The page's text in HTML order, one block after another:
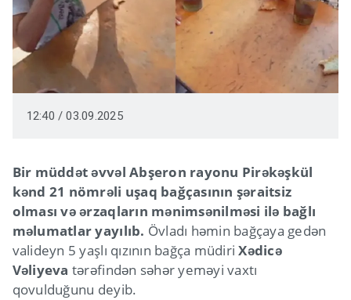
12:40 / 03.09.2025
Bir müddət əvvəl Abşeron rayonu Pirəkəşkül
kənd 21 nömrəli uşaq bağçasının şəraitsiz
olması və ərzaqların mənimsənilməsi ilə bağlı
məlumatlar yayılıb. Övladı həmin bağçaya gedən
valideyn 5 yaşlı qızının bağça müdiriXədicə
Vəliyeva tərəfindən səhər yeməyi vaxtı
qovulduğunu deyib.